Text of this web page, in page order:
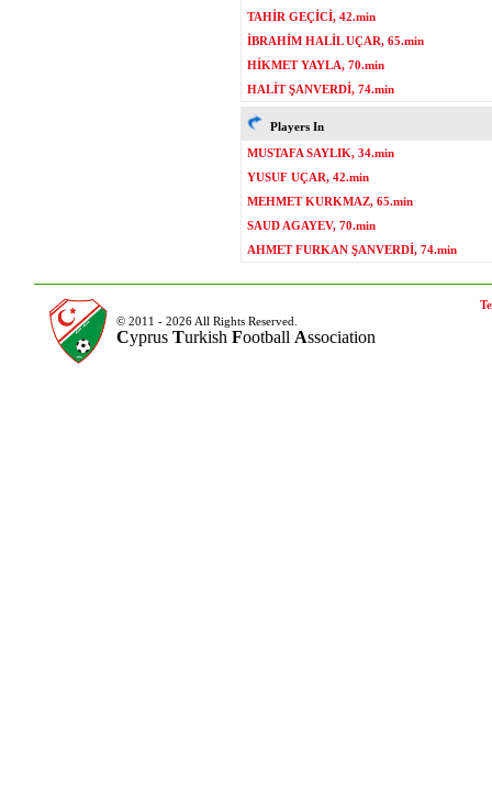
TAHİR GEÇİCİ, 42.min
İBRAHİM HALİL UÇAR, 65.min
HİKMET YAYLA, 70.min
HALİT ŞANVERDİ, 74.min
Players In
MUSTAFA SAYLIK, 34.min
YUSUF UÇAR, 42.min
MEHMET KURKMAZ, 65.min
SAUD AGAYEV, 70.min
AHMET FURKAN ŞANVERDİ, 74.min
© 2011 - 2026 All Rights Reserved.
Cyprus Turkish Football Association